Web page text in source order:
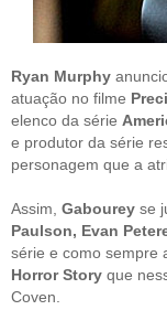
Ryan Murphy
atuação no filme
elenco da série
e produtor da série
personagem que a
Assim, Gabourey se
Paulson, Evan
série e como sempre
Horror Story que
Coven.